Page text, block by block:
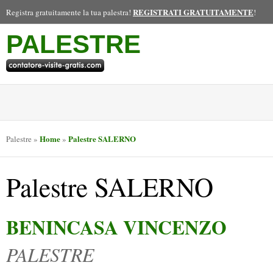
Registra gratuitamente la tua palestra! REGISTRATI GRATUITAMENTE!
PALESTRE
Palestre » Home» Palestre SALERNO
Palestre SALERNO
BENINCASA VINCENZO
PALESTRE